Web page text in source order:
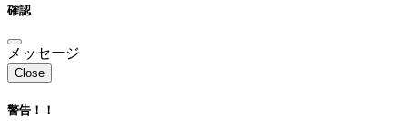
確認
メッセージ
Close
警告！！